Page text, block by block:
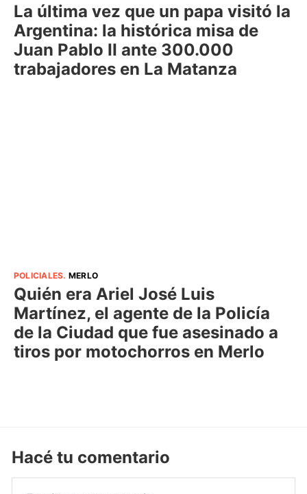
La última vez que un papa visitó la
Argentina: la histórica misa de
Juan Pablo II ante 300.000
trabajadores en La Matanza
POLICIALES. MERLO
Quién era Ariel José Luis
Martínez, el agente de la Policía
de la Ciudad que fue asesinado a
tiros por motochorros en Merlo
Hacé tu comentario